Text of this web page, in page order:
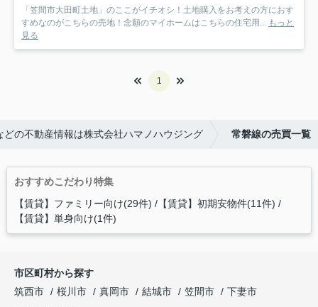
「笠間市大田町土地」のここがイチオシ！土地購入をお考えの方におす
すめなのがこちらの売地！念願のマイホームはこちらの住宅用... もっと
見る
1
の不動産情報は株式会社ハマノハウジング 常磐線の売買一覧
おすすめこだわり特集
【賃貸】ファミリー向け(29件) 【賃貸】初期安物件(11件)
【賃貸】単身向け(1件)
市区町村から探す
筑西市
桜川市 真岡市 結城市 笠間市
下妻市